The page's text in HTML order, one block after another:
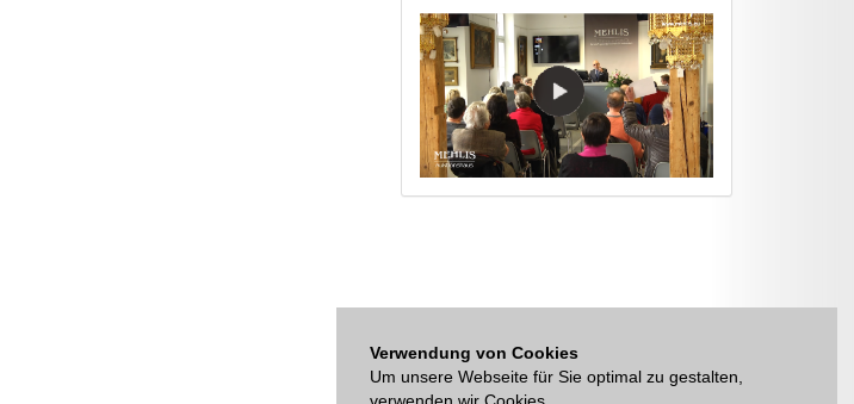
Verwendung von Cookies
Um unsere Webseite für Sie optimal zu gestalten,